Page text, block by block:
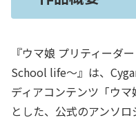
『ウマ娘 プリティーダ
School life～』は、
ディアコンテンツ「ウ
とした、公式のアンソロ